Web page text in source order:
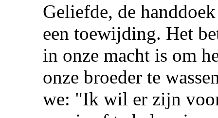
Geliefde, de
een toewijding. Het
in onze macht is om
onze broeder te
we: "Ik wil er zijn